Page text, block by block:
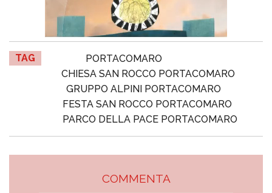
TAG
PORTACOMARO
CHIESA SAN ROCCO PORTACOMARO
GRUPPO ALPINI PORTACOMARO
FESTA SAN ROCCO PORTACOMARO
PARCO DELLA PACE PORTACOMARO
COMMENTA